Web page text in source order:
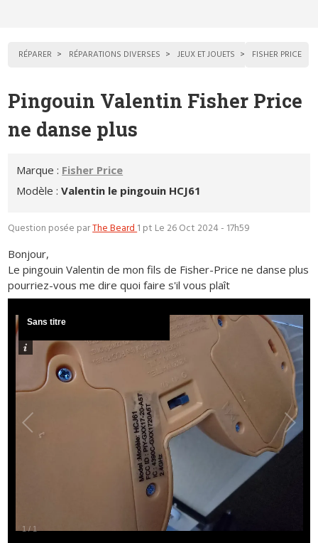
RÉPARER RÉPARATIONS DIVERSES JEUX ET JOUETS FISHER PRICE
Pingouin Valentin Fisher Price
ne danse plus
Marque : Fisher Price
Modèle :Valentin le pingouin HCJ61
Question posée parThe Beard1 pt Le 26 Oct 2024 - 17h59
Bonjour,
Le pingouin Valentin de mon fils de Fisher-Price ne danse plus
pourriez-vous me dire quoi faire s'il vous plaît
1 / 1
Sans titre